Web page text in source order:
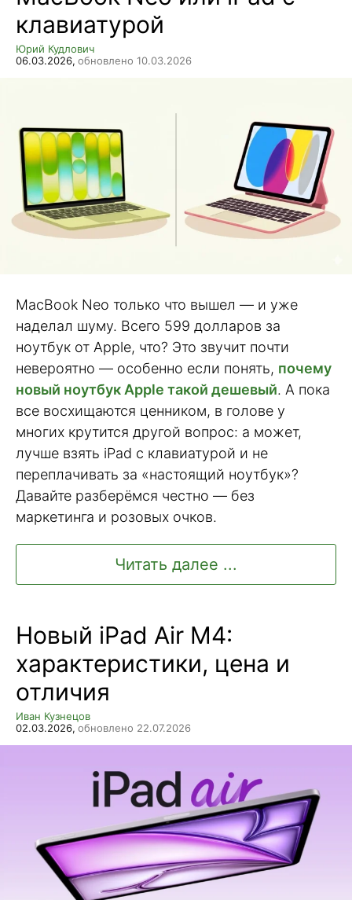
клавиатурой
Юрий Кудлович
06.03.2026, обновлено 10.03.2026
MacBook Neo только что вышел — и уже
наделал шуму. Всего 599 долларов за
ноутбук от Apple, что? Это звучит почти
невероятно — особенно если понять, почему
новый ноутбук Apple такой дешевый. А пока
все восхищаются ценником, в голове у
многих крутится другой вопрос: а может,
лучше взять iPad с клавиатурой и не
переплачивать за «настоящий ноутбук»?
Давайте разберёмся честно — без
маркетинга и розовых очков.
Читать далее ...
Новый iPad Air M4:
характеристики, цена и
отличия
Иван Кузнецов
02.03.2026, обновлено 22.07.2026